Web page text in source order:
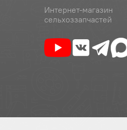
Интернет-магазин
сельхоззапчастей